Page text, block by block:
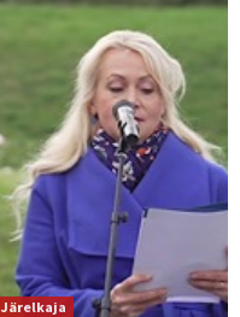
Järelkaja